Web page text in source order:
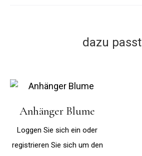
dazu passt
Anhänger Blume
Loggen Sie sich ein oder
registrieren Sie sich um den